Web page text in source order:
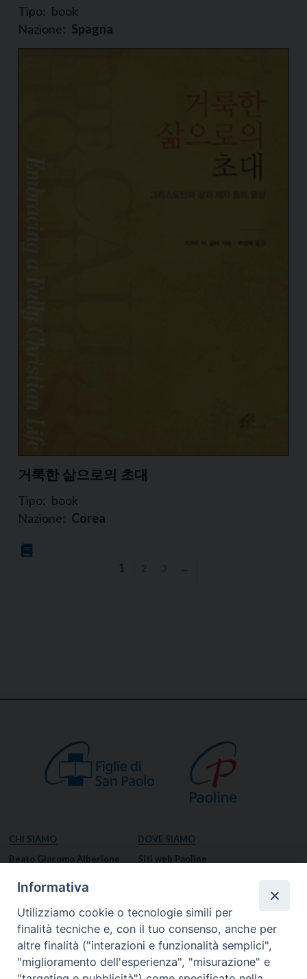
Tipo: book
Nazione: Spagna
거룩한 삶으로의 초대
Tipo: book
Nazione: Corea
1 2 3 →
CHI SIAMO
Beato Giacomo Alberione
Missione Paolina
Luoghi delle Origini
Governo Generale
DOVE SIAMO
Siti web Paoline
Notizie dal governo generale
Notizie in breve
RISORSE
Informativa
Utilizziamo cookie o tecnologie simili per
finalità tecniche e, con il tuo consenso, anche per
altre finalità ("interazioni e funzionalità semplici",
"miglioramento dell'esperienza", "misurazione" e